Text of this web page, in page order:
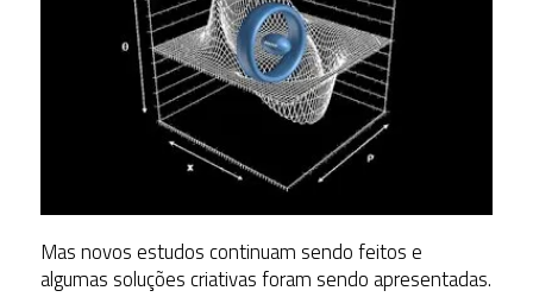
Mas novos estudos continuam sendo feitos e
algumas soluções criativas foram sendo apresentadas.